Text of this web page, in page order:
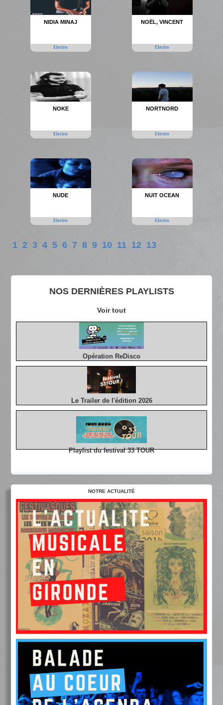
NOS DERNIÈRES PLAYLISTS
Voir tout
Opération ReDisco
Le Trailer de l'édition 2026
Playlist du festival 33 TOUR
NIDIA MINAJ
Electro
NOËL, VINCENT
Electro
NOKE
Electro
NORTNORD
Electro
NUDE
Electro
NUIT OCEAN
Electro
1 2 3 4 5 6 7 8 9 10 11 12 13
NOTRE ACTUALITÉ